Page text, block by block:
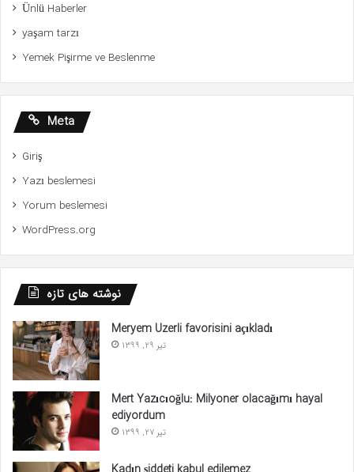
Ünlü Haberler
yaşam tarzı
Yemek Pişirme ve Beslenme
Meta
Giriş
Yazı beslemesi
Yorum beslemesi
WordPress.org
نوشته های تازه
Meryem Uzerli favorisini açıkladı
تیر 29, 1399
Mert Yazıcıoğlu: Milyoner olacağımı hayal
ediyordum
تیر 27, 1399